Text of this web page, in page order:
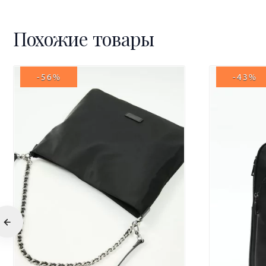
Похожие товары
-56% -43%